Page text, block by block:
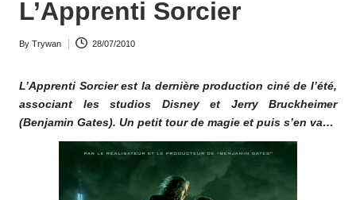
la
y.
o
m
L’Apprenti Sorcier
Posted
By Trywan 28/07/2010
L’Apprenti Sorcier est la dernière production ciné de l’été,
associant les studios Disney et Jerry Bruckheimer
(Benjamin Gates). Un petit tour de magie et puis s’en va…